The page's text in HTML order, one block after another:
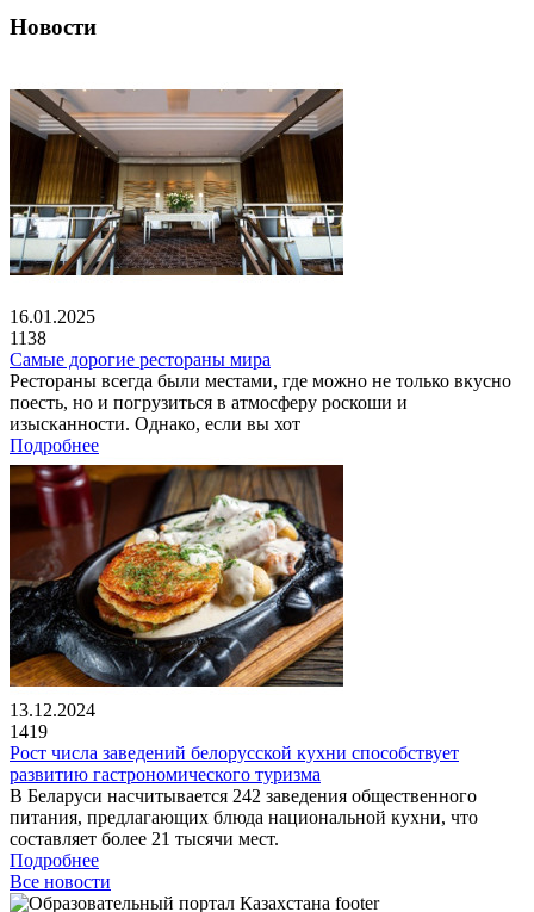
Новости
16.01.2025
1138
Самые дорогие рестораны мира
Рестораны всегда были местами, где можно не только вкусно
поесть, но и погрузиться в атмосферу роскоши и
изысканности. Однако, если вы хот
Подробнее
13.12.2024
1419
Рост числа заведений белорусской кухни способствует
развитию гастрономического туризма
В Беларуси насчитывается 242 заведения общественного
питания, предлагающих блюда национальной кухни, что
составляет более 21 тысячи мест.
Подробнее
Все новости